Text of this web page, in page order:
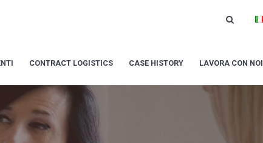
CONTRACT LOGISTICS CASE HISTORY LAVORA CON NOI